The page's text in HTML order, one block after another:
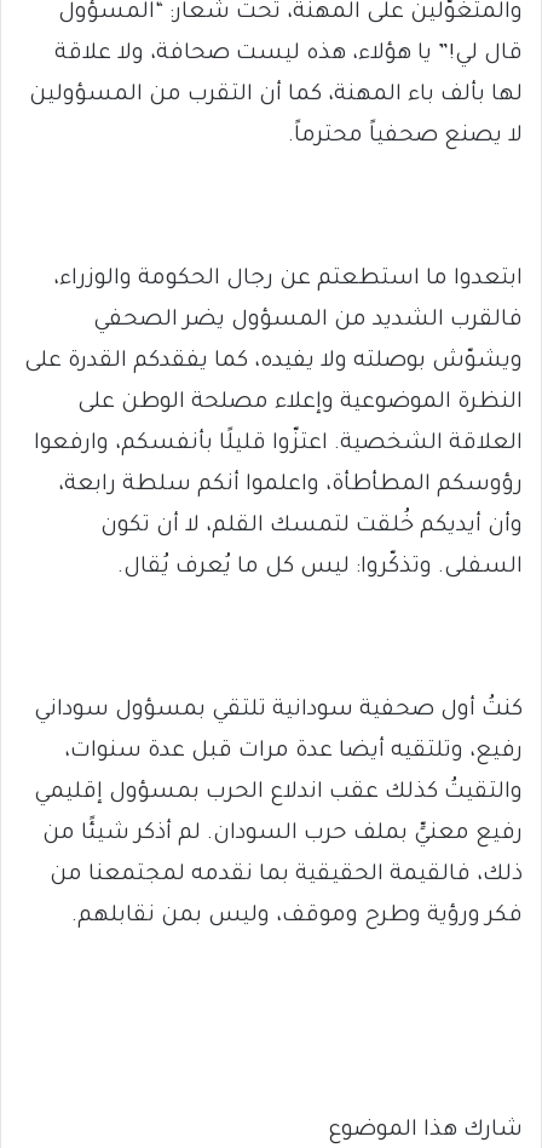
والمتغوّلين على المهنة، تحت شعار: “المسؤول
قال لي!” يا هؤلاء، هذه ليست صحافة، ولا علاقة
لها بألف باء المهنة، كما أن التقرب من المسؤولين
لا يصنع صحفياً محترماً.
ابتعدوا ما استطعتم عن رجال الحكومة والوزراء،
فالقرب الشديد من المسؤول يضر الصحفي
ويشوّش بوصلته ولا يفيده، كما يفقدكم القدرة على
النظرة الموضوعية وإعلاء مصلحة الوطن على
العلاقة الشخصية. اعتزّوا قليلًا بأنفسكم، وارفعوا
رؤوسكم المطأطأة، واعلموا أنكم سلطة رابعة،
وأن أيديكم خُلقت لتمسك القلم، لا أن تكون
السفلى. وتذكّروا: ليس كل ما يُعرف يُقال.
كنتُ أول صحفية سودانية تلتقي بمسؤول سوداني
رفيع، وتلتقيه أيضا عدة مرات قبل عدة سنوات،
والتقيتُ كذلك عقب اندلاع الحرب بمسؤول إقليمي
رفيع معنيٍّ بملف حرب السودان. لم أذكر شيئًا من
ذلك، فالقيمة الحقيقية بما نقدمه لمجتمعنا من
فكر ورؤية وطرح وموقف، وليس بمن نقابلهم.
شارك هذا الموضوع